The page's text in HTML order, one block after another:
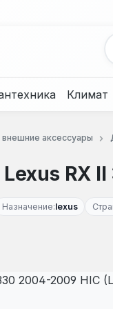
Климат
аксессуары
RX
Назначение:lexus